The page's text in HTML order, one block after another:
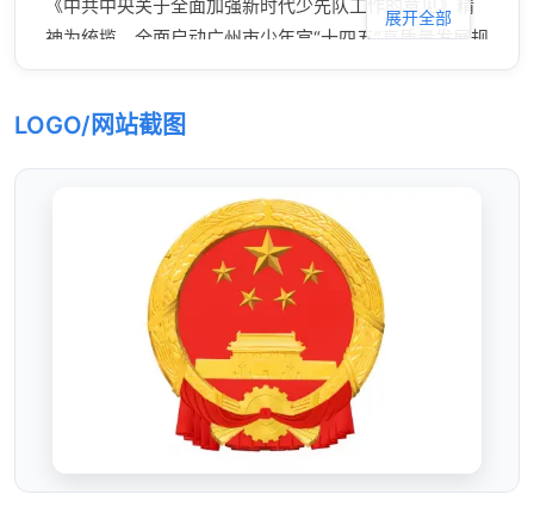
《中共中央关于全面加强新时代少先队工作的意见》精
神为统揽，全面启动广州市少年宫“十四五”高质量发展规
划，推动出台全市青少年宫布局规划，打造“宫家校社”联
代推动党的少年儿童事业高质量发展。
展开全部
LOGO/网站截图